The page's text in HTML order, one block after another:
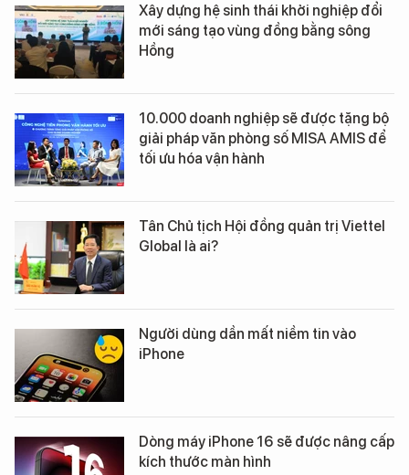
Xây dựng hệ sinh thái khởi nghiệp đổi
mới sáng tạo vùng đồng bằng sông
Hồng
10.000 doanh nghiệp sẽ được tặng bộ
giải pháp văn phòng số MISA AMIS để
tối ưu hóa vận hành
Tân Chủ tịch Hội đồng quản trị Viettel
Global là ai?
Người dùng dần mất niềm tin vào
iPhone
Dòng máy iPhone 16 sẽ được nâng cấp
kích thước màn hình